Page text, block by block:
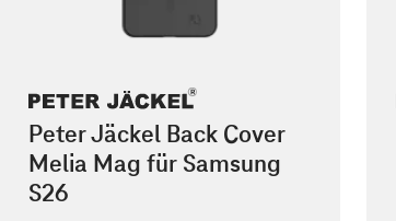
Peter Jäckel Back Cover
Melia Mag für Samsung
S26